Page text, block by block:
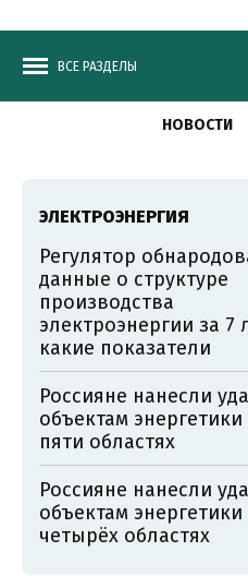
ВСЕ РАЗДЕЛЫ
НОВОСТИ
ЭЛЕКТРОЭНЕРГИЯ
Регулятор
данные о структуре
производства
электроэнергии за 7
какие показатели
Россияне нанесли
объектам энергетики
пяти областях
Россияне нанесли
объектам энергетики
четырёх областях